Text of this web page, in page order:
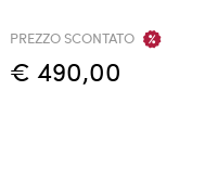
PREZZO SCONTATO
€ 490,00